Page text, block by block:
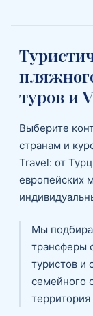
туров и
Выберите
странам и
Travel: от
европейских
Мы
трансферы
туристов и
семейного